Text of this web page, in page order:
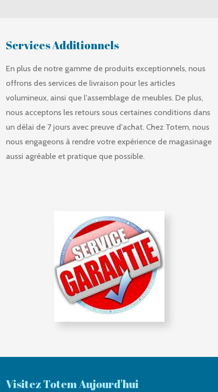
Services Additionnels
En plus de notre gamme de produits exceptionnels, nous
offrons des services de livraison pour les articles
volumineux, ainsi que l'assemblage de meubles. De plus,
nous acceptons les retours sous certaines conditions dans
un délai de 7 jours avec preuve d'achat. Chez Totem, nous
nous engageons à rendre votre expérience de magasinage
aussi agréable et pratique que possible.
Visitez Totem Aujourd'hui